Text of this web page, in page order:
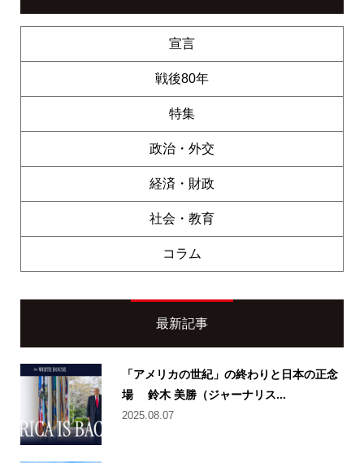
宣言
戦後80年
特集
政治・外交
経済・財政
社会・教育
コラム
最新記事
「アメリカの世紀」の終わりと日本の正念
場 鈴木 美勝（ジャーナリス...
2025.08.07